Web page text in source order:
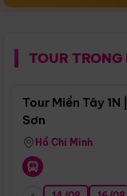
TOUR TRONG
Tour Miền Tây
Sơn
Hồ Chí Minh